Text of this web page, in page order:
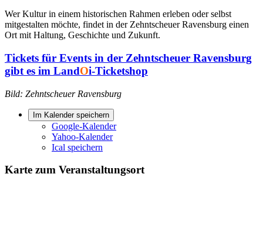
Wer Kultur in einem historischen Rahmen erleben oder selbst
mitgestalten möchte, findet in der Zehntscheuer Ravensburg einen
Ort mit Haltung, Geschichte und Zukunft.
Tickets für Events in der Zehntscheuer Ravensburg
gibt es im LandOi-Ticketshop
Bild: Zehntscheuer Ravensburg
Im Kalender speichern
Google-Kalender
Yahoo-Kalender
Ical speichern
Karte zum Veranstaltungsort